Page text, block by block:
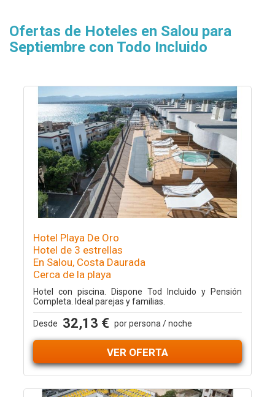
Ofertas de Hoteles en Salou para
Septiembre con Todo Incluido
Hotel Playa De Oro
Hotel de 3 estrellas
En Salou, Costa Daurada
Cerca de la playa
Hotel con piscina. Dispone Tod Incluido y Pensión
Completa. Ideal parejas y familias.
Desde 32,13 € por persona / noche
VER OFERTA